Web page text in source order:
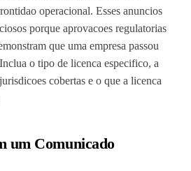
operacional. Esses anuncios
porque aprovacoes regulatorias
que uma empresa passou
o tipo de licenca especifico, a
cobertas e o que a licenca
um Comunicado